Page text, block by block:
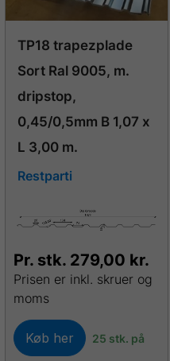
TP18 trapezplade
Sort Ral 9005, m.
dripstop,
0,45/0,5mm B 1,07 x
L 3,00 m.
Restparti
Pr. stk. 279,00 kr.
Prisen er inkl. skruer og
moms
Køb her 25 stk. på